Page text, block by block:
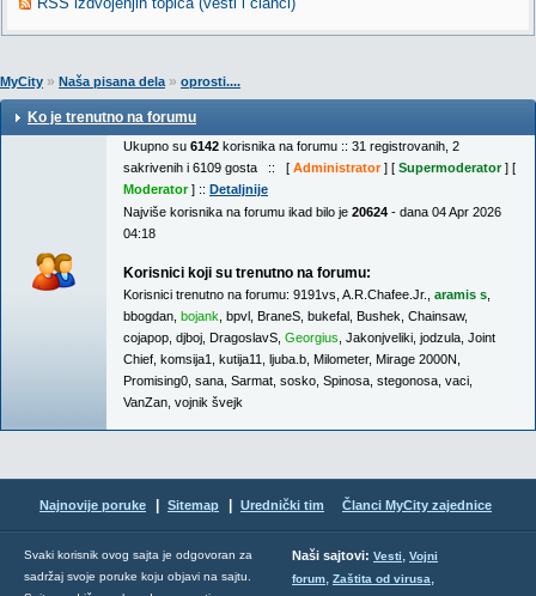
MyCity » Naša pisana dela» oprosti....
Ko je trenutno na forumu
Ukupno su 6142 korisnika na forumu :: 31 registrovanih, 2
sakrivenih i 6109 gosta :: [ Administrator] [ Supermoderator] [
Moderator] :: Detaljnije
Najviše korisnika na forumu ikad bilo je 20624 - dana 04 Apr 2026
04:18
Korisnici koji su trenutno na forumu:
Korisnici trenutno na forumu: 9191vs A.R.Chafee.Jr. aramis s
bbogdan bojank bpvl BraneS bukefal Bushek Chainsaw,
cojapop djboj DragoslavS Georgius Jakonjveliki jodzula Joint
Chief komsija1 kutija11 ljuba.b Milometer, Mirage 2000N
Promising0 sana Sarmat sosko Spinosa stegonosa vaci
VanZan vojnik švejk
Najnovije poruke Sitemap Urednički tim Članci MyCity zajednice
Svaki korisnik ovog sajta je odgovoran za
sadržaj svoje poruke koju objavi na sajtu.
Naši sajtovi: Vesti, Vojni
forum, Zaštita od virusa,